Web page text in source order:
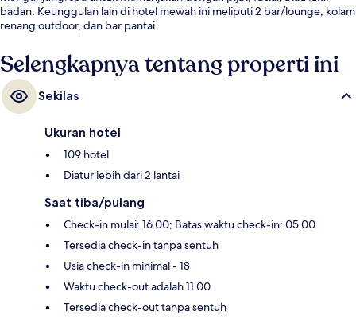
badan. Keunggulan lain di hotel mewah ini meliputi 2 bar/lounge, kolam
renang outdoor, dan bar pantai.
Selengkapnya tentang properti ini
Sekilas
Ukuran hotel
109 hotel
Diatur lebih dari 2 lantai
Saat tiba/pulang
Check-in mulai: 16.00; Batas waktu check-in: 05.00
Tersedia check-in tanpa sentuh
Usia check-in minimal - 18
Waktu check-out adalah 11.00
Tersedia check-out tanpa sentuh